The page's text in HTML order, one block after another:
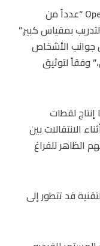
خلال تطوير سورا، لاحظ باحثو شركة OpenAI “عدداً من
بمقياس كبير.”
جوانب الأشخاص
وفقاً لتوثيق
لقطات
الانتقالات بين
الظاهر للفراغ
قد تتطور إلى